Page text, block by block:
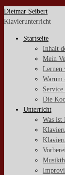
Zum
Inhalt
Dietmar Seibert
Klavierunterricht
Startseite
Inhalt
Mein
Lernen
Warum
Die
Unterricht
Was ist